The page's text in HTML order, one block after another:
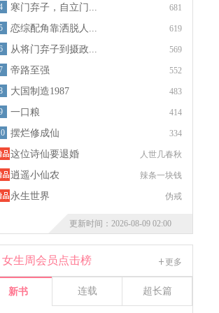
681
寒门弃子，自立门...
619
恋综配角靠洒脱人...
569
从将门弃子到摄政...
552
帝路至强
483
大国制造1987
414
一口粮
334
摆烂修成仙
人世几春秋
这位诗仙要退婚
辣条一块钱
逍遥小仙农
伪戒
永生世界
更新时间：2026-08-09 02:00
更多
女生周会员点击榜
新书 连载 超长篇